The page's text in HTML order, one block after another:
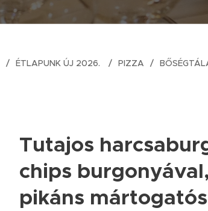
ÉTLAPUNK ÚJ 2026. PIZZA
Tutajos
chips burgonyával,
pikáns